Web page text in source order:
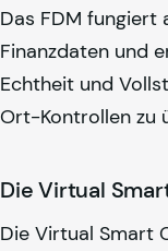
Das FDM fungiert
Finanzdaten und
Echtheit und
Ort-Kontrollen zu
Die Virtual
Die Virtual Smart